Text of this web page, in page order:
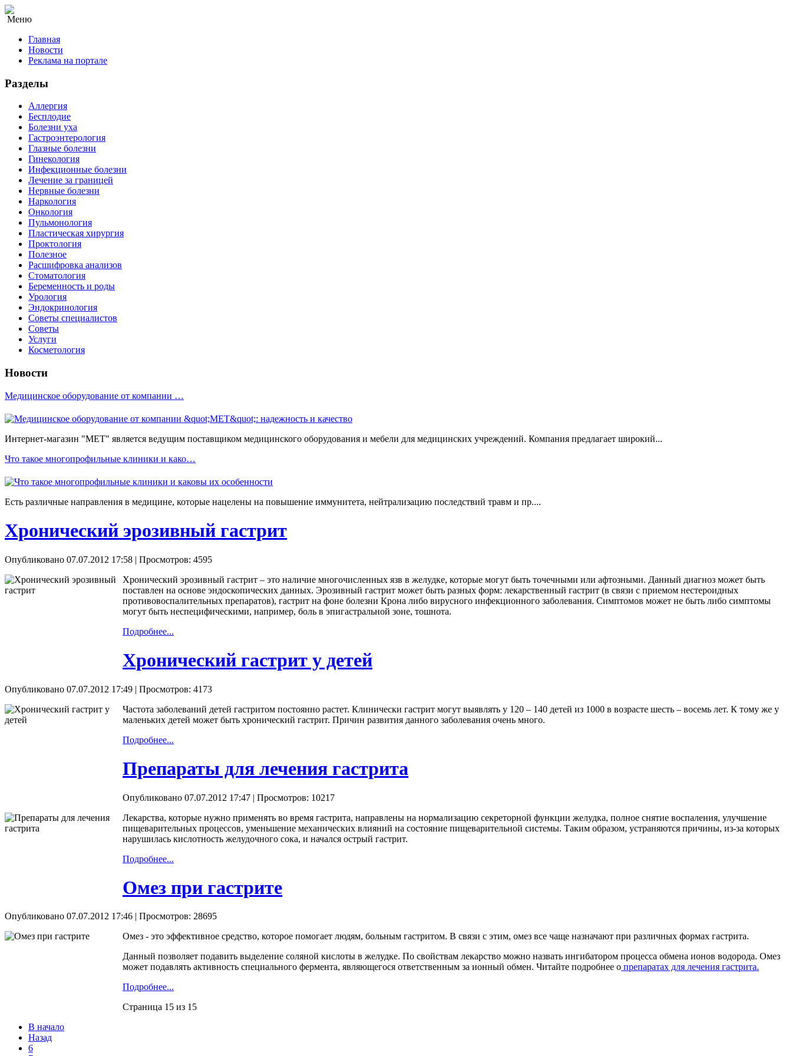
Меню
Главная
Новости
Реклама на портале
Разделы
Аллергия
Бесплодие
Болезни уха
Гастроэнтерология
Глазные болезни
Гинекология
Инфекционные болезни
Лечение за границей
Нервные болезни
Наркология
Онкология
Пульмонология
Пластическая хирургия
Проктология
Полезное
Расшифровка анализов
Стоматология
Беременность и роды
Урология
Эндокринология
Советы специалистов
Советы
Услуги
Косметология
Новости
Медицинское оборудование от компании …
Интернет-магазин "МЕТ" является ведущим поставщиком медицинского оборудования и мебели для медицинских учреждений. Компания предлагает широкий...
Что такое многопрофильные клиники и како…
Есть различные направления в медицине, которые нацелены на повышение иммунитета, нейтрализацию последствий травм и пр....
Хронический эрозивный гастрит
Опубликовано 07.07.2012 17:58 | Просмотров: 4595
Хронический эрозивный гастрит – это наличие многочисленных язв в желудке, которые могут быть точечными или афтозными. Данный диагноз может быть
поставлен на основе эндоскопических данных. Эрозивный гастрит может быть разных форм: лекарственный гастрит (в связи с приемом нестероидных
противовоспалительных препаратов), гастрит на фоне болезни Крона либо вирусного инфекционного заболевания. Симптомов может не быть либо симптомы
могут быть неспецифическими, например, боль в эпигастральной зоне, тошнота.
Подробнее...
Хронический гастрит у детей
Опубликовано 07.07.2012 17:49 | Просмотров: 4173
Частота заболеваний детей гастритом постоянно растет. Клинически гастрит могут выявлять у 120 – 140 детей из 1000 в возрасте шесть – восемь лет. К тому же у
маленьких детей может быть хронический гастрит. Причин развития данного заболевания очень много.
Подробнее...
Препараты для лечения гастрита
Опубликовано 07.07.2012 17:47 | Просмотров: 10217
Лекарства, которые нужно применять во время гастрита, направлены на нормализацию секреторной функции желудка, полное снятие воспаления, улучшение
пищеварительных процессов, уменьшение механических влияний на состояние пищеварительной системы. Таким образом, устраняются причины, из-за которых
нарушилась кислотность желудочного сока, и начался острый гастрит.
Подробнее...
Омез при гастрите
Опубликовано 07.07.2012 17:46 | Просмотров: 28695
Омез - это эффективное средство, которое помогает людям, больным гастритом. В связи с этим, омез все чаще назначают при различных формах гастрита.
Данный позволяет подавить выделение соляной кислоты в желудке. По свойствам лекарство можно назвать ингибатором процесса обмена ионов водорода. Омез
может подавлять активность специального фермента, являющегося ответственным за ионный обмен. Читайте подробнее о препаратах для лечения гастрита.
Подробнее...
Страница 15 из 15
В начало
Назад
6